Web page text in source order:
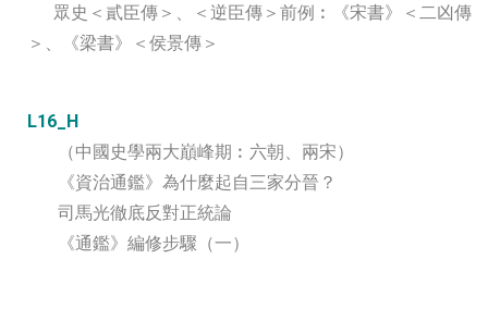
眾史＜貳臣傳＞、＜逆臣傳＞前例︰《宋書》＜二凶傳
＞、《梁書》＜侯景傳＞
L16_H
（中國史學兩大巔峰期︰六朝、兩宋）
《資治通鑑》為什麼起自三家分晉？
司馬光徹底反對正統論
《通鑑》編修步驟（一）